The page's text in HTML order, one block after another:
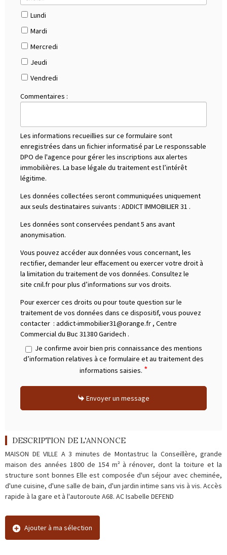
Lundi
Mardi
Mercredi
Jeudi
Vendredi
Commentaires :
Les informations recueillies sur ce formulaire sont
enregistrées dans un fichier informatisé par Le responssable
DPO de l'agence pour gérer les inscriptions aux alertes
immobilières. La base légale du traitement est l’intérêt
légitime.
Les données collectées seront communiquées uniquement
aux seuls destinataires suivants : ADDICT IMMOBILIER 31 .
Les données sont conservées pendant 5 ans avant
anonymisation.
Vous pouvez accéder aux données vous concernant, les
rectifier, demander leur effacement ou exercer votre droit à
la limitation du traitement de vos données. Consultez le
site cnil.fr pour plus d’informations sur vos droits.
Pour exercer ces droits ou pour toute question sur le
traitement de vos données dans ce dispositif, vous pouvez
contacter : addict-immobilier31@orange.fr , Centre
Commercial du Buc 31380 Garidech .
Je confirme avoir bien pris connaissance des mentions
d’information relatives à ce formulaire et au traitement des
informations saisies. *
Envoyer un message
DESCRIPTION DE L'ANNONCE
MAISON DE VILLE A 3 minutes de Montastruc la Conseillère, grande
maison des années 1800 de 154 m² à rénover, dont la toiture et la
structure sont bonnes Elle est composée d'un séjour avec cheminée,
d'une cuisine, d'une salle de bain, d'un jardin intime sans vis à vis. Accès
rapide à la gare et à l'autoroute A68. AC Isabelle DEFEND
Ajouter à ma sélection